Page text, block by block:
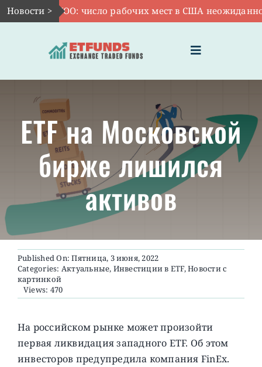
Skip
to
Новости >
Авг 7:VOO: число рабочих мест в США неожиданно
Toggle
Navigation
ГЛАВНАЯ
ЧТО ТАКОЕ ETF
ИНВЕСТИЦИИ В ETF
ТЕМАТИЧЕСКИЕ ETF
АКТУАЛЬНЫЕ
О ПРОЕКТЕ
ETF на Московской
бирже лишился
активов
Published On: Пятница, 3 июня, 2022
Categories: Актуальные, Инвестиции в ETF,Новости с
картинкой
Views: 470
На российском рынке может произойти
первая ликвидация западного ETF. Об этом
инвесторов предупредила компания FinEx.